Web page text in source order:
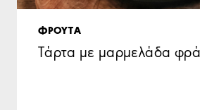
ΦΡΟΥΤΑ
Tάρτα με μαρμελάδα